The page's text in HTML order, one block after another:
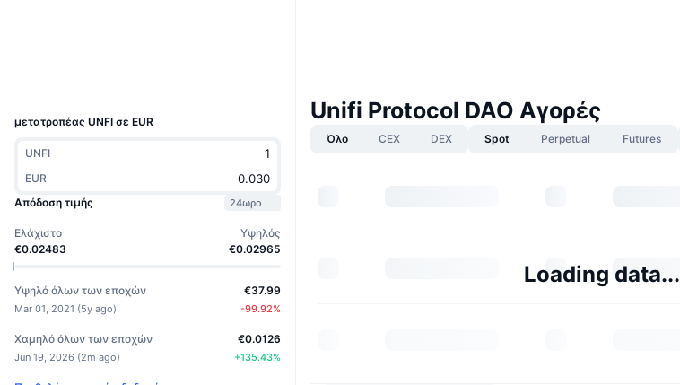
μετατροπέας UNFI σε EUR
UNFI
EUR
Απόδοση τιμής
24ωρο
Ελάχιστο
€0.02483
Υψηλός
€0.02965
Υψηλό όλων των εποχών
Mar 01, 2021 (5y ago)
€37.99
-99.92%
Χαμηλό όλων των εποχών
Jun 19, 2026 (2m ago)
€0.0126
+135.43%
Unifi Protocol DAO Αγορές
Όλο CEX DEX Spot Perpetual Futures
Loading data...